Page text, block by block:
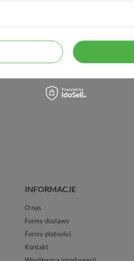
INFORMACJE
O nas
Formy dostawy
Formy płatności
Kontakt